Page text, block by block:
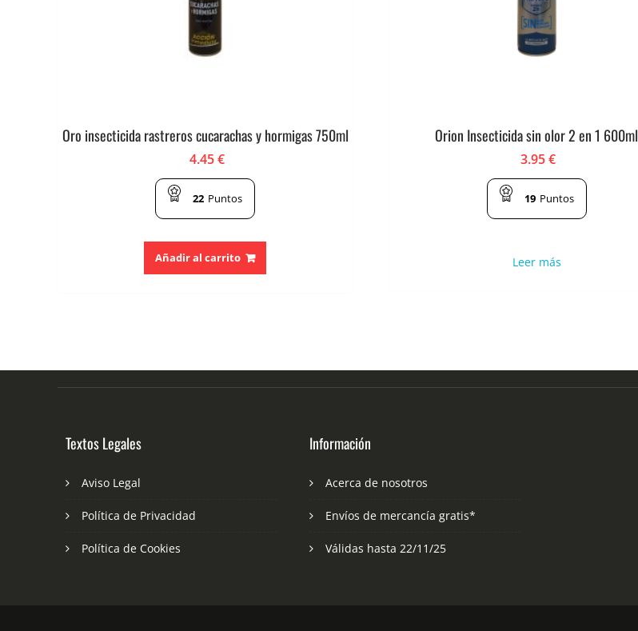
Oro insecticida rastreros cucarachas y hormigas 750ml
4.45€
22 Puntos
Añadir al carrito
Orion Insecticida sin olor 2 en 1 600ml
3.95€
19 Puntos
Leer más
Textos Legales
Aviso Legal
Política de Privacidad
Política de Cookies
Información
Acerca de nosotros
Envíos de mercancía gratis*
Válidas hasta 22/11/25